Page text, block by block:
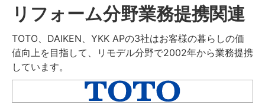
リフォーム分野業務提携関連
TOTO、DAIKEN、YKK APの3社はお客様の暮らしの価
値向上を目指して、リモデル分野で2002年から業務提携
しています。